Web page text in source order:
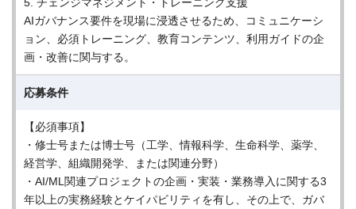
AIガバナンス要件を現場に浸透させるため、コミュニケーシ
ョン、必須トレーニング、教育コンテンツ、利用ガイドの企
画・改善に関与する。
応募条件
【必須事項】
・修士号または博士号（工学、情報科学、生命科学、薬学、
経営学、組織開発学、または関連分野）
・AI/ML関連プロジェクトの企画・実装・業務導入に関する3
年以上の実務経験とケイパビリティを有し、その上で、ガバ